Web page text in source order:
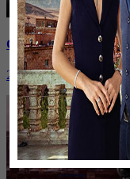
Саммит ОДКБ: под
24 ноября, 20:43